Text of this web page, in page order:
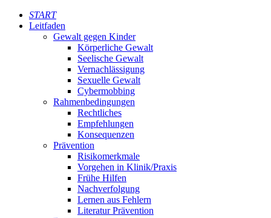
START
Leitfaden
Gewalt gegen Kinder
Körperliche Gewalt
Seelische Gewalt
Vernachlässigung
Sexuelle Gewalt
Cybermobbing
Rahmenbedingungen
Rechtliches
Empfehlungen
Konsequenzen
Prävention
Risikomerkmale
Vorgehen in Klinik/Praxis
Frühe Hilfen
Nachverfolgung
Lernen aus Fehlern
Literatur Prävention